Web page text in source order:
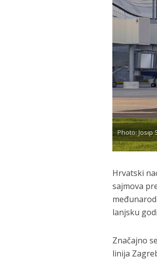
Photo: Josip
Hrvatski
sajmova
lanjsku
Značajno
linija